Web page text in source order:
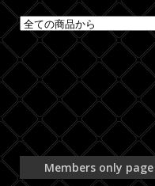
Members only page